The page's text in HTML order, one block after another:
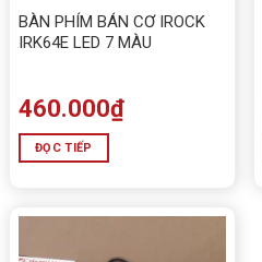
BÀN PHÍM BÁN CƠ IROCK
IRK64E LED 7 MÀU
460.000₫
ĐỌC TIẾP